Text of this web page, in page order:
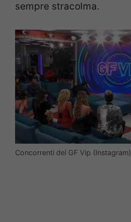
sempre stracolma.
Concorrenti del GF Vip (Instagram)